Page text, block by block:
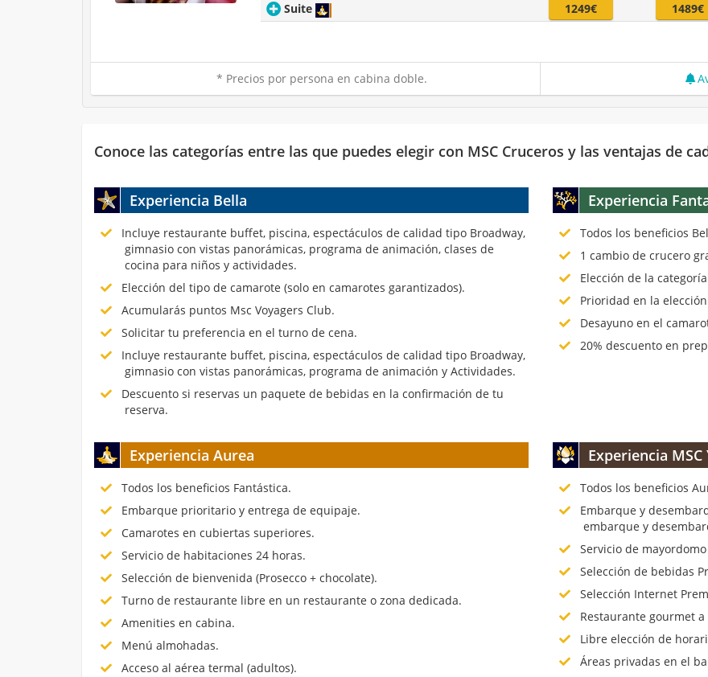
Suite
1249€ 1489€
* Precios por persona en cabina doble.
Conoce las categorías entre las que puedes elegir con MSC Cruceros y las ventajas de
Experiencia Bella
Incluye restaurante buffet, piscina, espectáculos de calidad tipo Broadway,
gimnasio con vistas panorámicas, programa de animación, clases de
cocina para niños y actividades.
Elección del tipo de camarote (solo en camarotes garantizados).
Acumularás puntos Msc Voyagers Club.
Solicitar tu preferencia en el turno de cena.
Incluye restaurante buffet, piscina, espectáculos de calidad tipo Broadway,
gimnasio con vistas panorámicas, programa de animación y Actividades.
Descuento si reservas un paquete de bebidas en la confirmación de tu
reserva.
Experiencia
Todos los beneficios
1 cambio de crucero
Elección de la
Prioridad en la
Desayuno en el
20% descuento en
Experiencia Aurea
Todos los beneficios Fantástica.
Embarque prioritario y entrega de equipaje.
Camarotes en cubiertas superiores.
Servicio de habitaciones 24 horas.
Selección de bienvenida (Prosecco + chocolate).
Turno de restaurante libre en un restaurante o zona dedicada.
Amenities en cabina.
Menú almohadas.
Acceso al aérea termal (adultos).
Experiencia
Todos los beneficios
Embarque y
embarque y
Servicio de
Selección de bebidas
Selección Internet
Restaurante gourmet
Libre elección de
Áreas privadas en el